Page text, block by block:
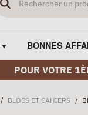
BONNES
POUR VOTRE
/ BLOCS ET CAHIERS /